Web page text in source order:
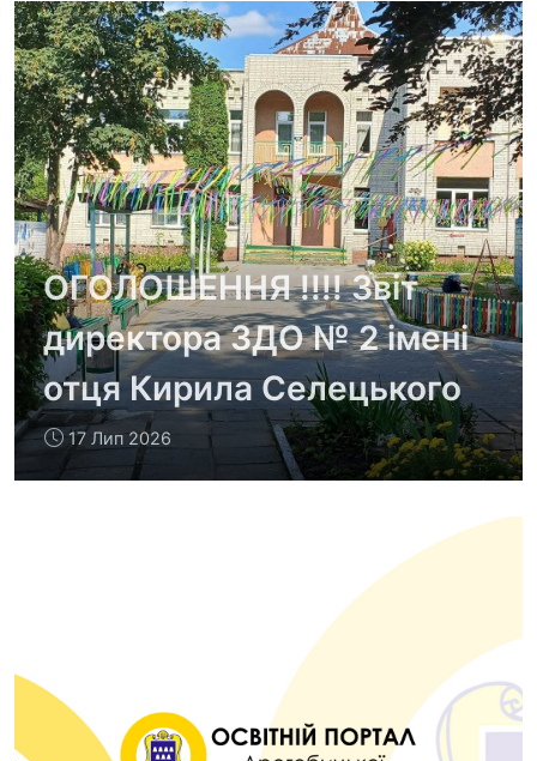
ОГОЛОШЕННЯ !!!! Звіт
директора ЗДО № 2 імені
отця Кирила Селецького
17 Лип 2026